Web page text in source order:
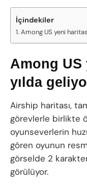
İçindekiler
Among US yeni
Among US
yılda
Airship haritası,
görevlerle birlikte
oyunseverlerin
gören oyunun
görselde 2
görülüyor.